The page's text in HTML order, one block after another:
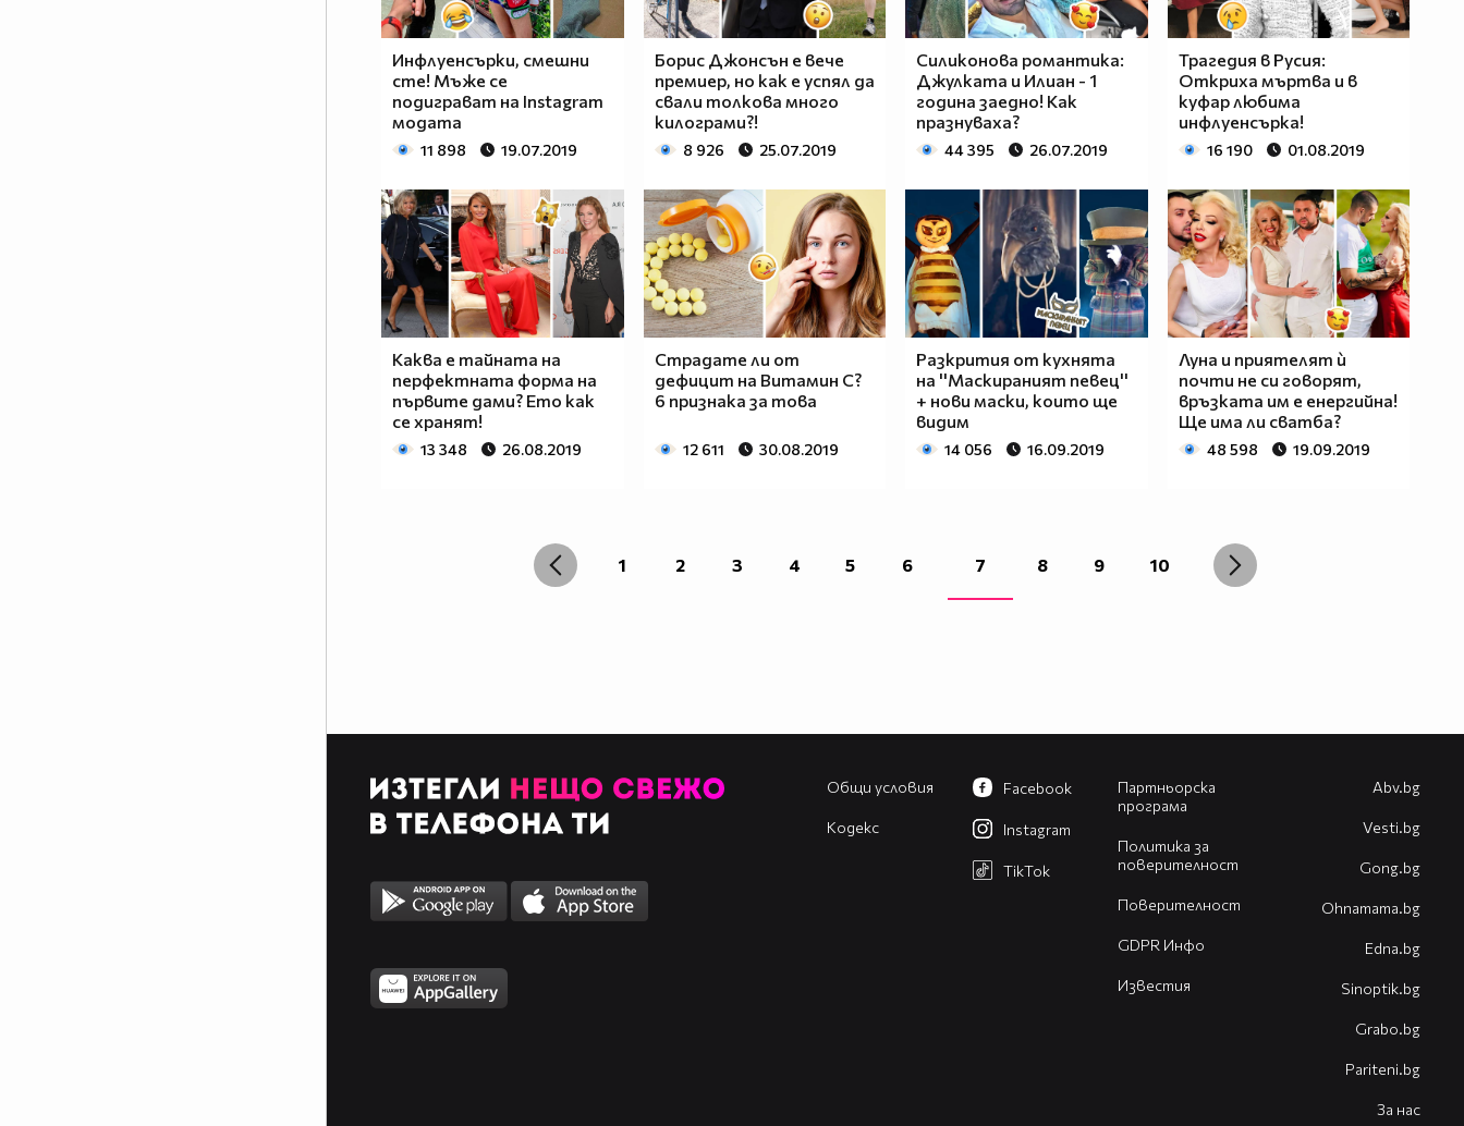
Инфлуенсърки, смешни
сте! Мъже се
подиграват на Instagram
модата
11 898 19.07.2019
Борис Джонсън е вече
премиер, но как е успял да
свали толкова много
килограми?!
8 926 25.07.2019
Силиконова романтика:
Джулката и Илиан - 1
година заедно! Как
празнуваха?
44 395 26.07.2019
Трагедия в Русия:
Откриха мъртва и в
куфар любима
инфлуенсърка!
16 190 01.08.2019
Каква е тайната на
перфектната форма на
първите дами? Ето как
се хранят!
13 348 26.08.2019
Страдате ли от
дефицит на Витамин C?
6 признака за това
12 611 30.08.2019
Разкрития от кухнята
на ''Маскираният певец''
+ нови маски, които ще
видим
14 056 16.09.2019
Луна и приятелят ѝ
почти не си говорят,
връзката им е енергийна!
Ще има ли сватба?
48 598 19.09.2019
1 2 3 4 5 6 7 8 9 10
Общи условия
Кодекс
Партньорска
програма
Политика за
поверителност
Поверителност
GDPR Инфо
Известия
Facebook
Instagram
TikTok
Abv.bg
Vesti.bg
Gong.bg
Оhnamama.bg
Edna.bg
Sinoptik.bg
Grabo.bg
Pariteni.bg
За нас